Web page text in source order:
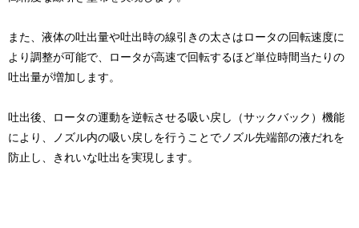
また、液体の吐出量や吐出時の線引きの太さはロータの回転速度に
より調整が可能で、ロータが高速で回転するほど単位時間当たりの
吐出量が増加します。
吐出後、ロータの運動を逆転させる吸い戻し（サックバック）機能
により、ノズル内の吸い戻しを行うことでノズル先端部の液だれを
防止し、きれいな吐出を実現します。